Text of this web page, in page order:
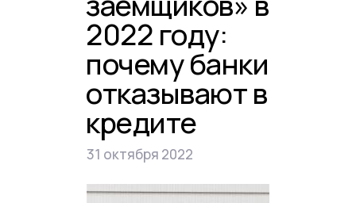
2022 году:
почему банки
отказывают в
кредите
31 октября 2022